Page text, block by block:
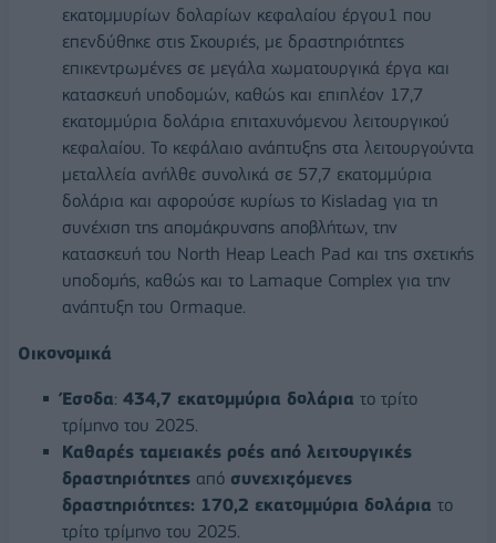
εκατομμυρίων δολαρίων κεφαλαίου έργου1 που
επενδύθηκε στις Σκουριές, με δραστηριότητες
επικεντρωμένες σε μεγάλα χωματουργικά έργα και
κατασκευή υποδομών, καθώς και επιπλέον 17,7
εκατομμύρια δολάρια επιταχυνόμενου λειτουργικού
κεφαλαίου. Το κεφάλαιο ανάπτυξης στα λειτουργούντα
μεταλλεία ανήλθε συνολικά σε 57,7 εκατομμύρια
δολάρια και αφορούσε κυρίως το Kisladag για τη
συνέχιση της απομάκρυνσης αποβλήτων, την
κατασκευή του North Heap Leach Pad και της σχετικής
υποδομής, καθώς και το Lamaque Complex για την
ανάπτυξη του Ormaque.
Οικονομικά
Έσοδα: 434,7 εκατομμύρια δολάρια το τρίτο
τρίμηνο του 2025.
Καθαρές ταμειακές ροές από λειτουργικές
δραστηριότητες από συνεχιζόμενες
δραστηριότητες: 170,2 εκατομμύρια δολάρια το
τρίτο τρίμηνο του 2025.